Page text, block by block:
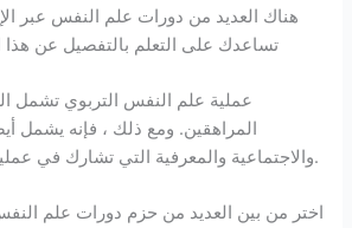
هناك العديد من دورات علم النفس عبر
تساعدك على التعلم بالتفصيل عن
عملية علم النفس التربوي تشمل
المراهقين. ومع ذلك ، فإنه يشمل
والاجتماعية والمعرفية التي تشارك في عملية التعلم طوال الحياة.
اختر من بين العديد من حزم دورات علم